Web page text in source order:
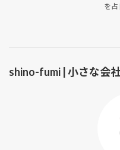
を
shino-fumi | 小さな会